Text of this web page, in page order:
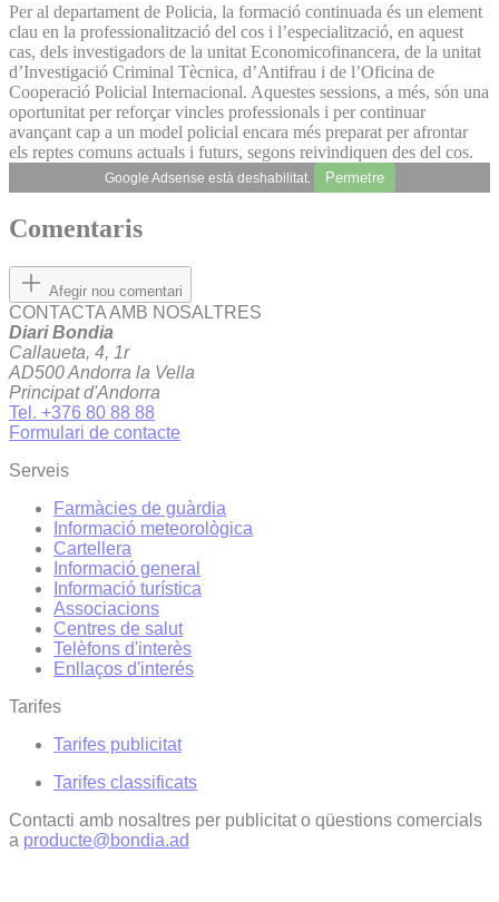
Per al departament de Policia, la formació continuada és un element
clau en la professionalització del cos i l’especialització, en aquest
cas, dels investigadors de la unitat Economicofinancera, de la unitat
d’Investigació Criminal Tècnica, d’Antifrau i de l’Oficina de
Cooperació Policial Internacional. Aquestes sessions, a més, són una
oportunitat per reforçar vincles professionals i per continuar
avançant cap a un model policial encara més preparat per afrontar
els reptes comuns actuals i futurs, segons reivindiquen des del cos.
Google Adsense està deshabilitat. Permetre
Comentaris
Afegir nou comentari
CONTACTA AMB NOSALTRES
Diari Bondia
Callaueta, 4, 1r
AD500 Andorra la Vella
Principat d'Andorra
Tel. +376 80 88 88
Formulari de contacte
Serveis
Farmàcies de guàrdia
Informació meteorològica
Cartellera
Informació general
Informació turística
Associacions
Centres de salut
Telèfons d'interès
Enllaços d'interés
Tarifes
Tarifes publicitat
Tarifes classificats
Contacti amb nosaltres per publicitat o qüestions comercials
a producte@bondia.ad